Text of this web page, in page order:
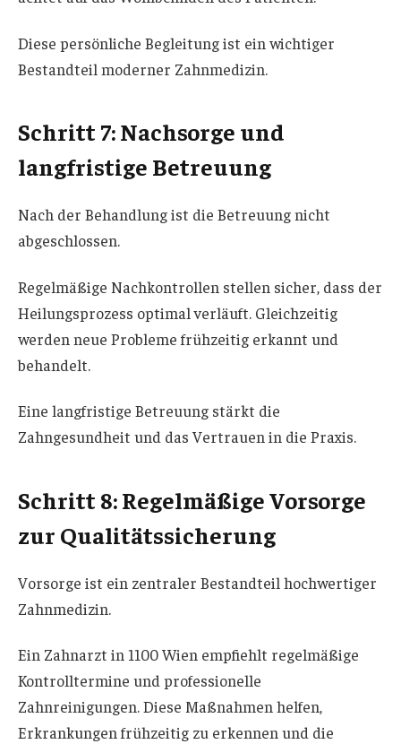
Diese persönliche Begleitung ist ein wichtiger
Bestandteil moderner Zahnmedizin.
Schritt 7: Nachsorge und
langfristige Betreuung
Nach der Behandlung ist die Betreuung nicht
abgeschlossen.
Regelmäßige Nachkontrollen stellen sicher, dass der
Heilungsprozess optimal verläuft. Gleichzeitig
werden neue Probleme frühzeitig erkannt und
behandelt.
Eine langfristige Betreuung stärkt die
Zahngesundheit und das Vertrauen in die Praxis.
Schritt 8: Regelmäßige Vorsorge
zur Qualitätssicherung
Vorsorge ist ein zentraler Bestandteil hochwertiger
Zahnmedizin.
Ein Zahnarzt in 1100 Wien empfiehlt regelmäßige
Kontrolltermine und professionelle
Zahnreinigungen. Diese Maßnahmen helfen,
Erkrankungen frühzeitig zu erkennen und die